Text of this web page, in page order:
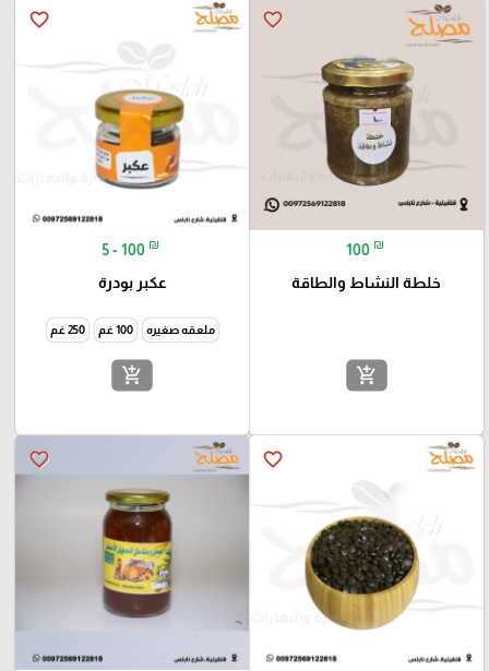
favorite_border
100 ₪
خلطة النشاط والطاقة
add_shopping_cart
favorite_border
5 - 100 ₪
عكبر بودرة
ملعقه صغيره 100 غم 250 غم
add_shopping_cart
favorite_border
favorite_border